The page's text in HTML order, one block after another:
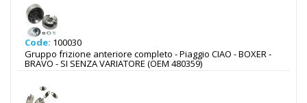
Code: 100030
Gruppo frizione anteriore completo - Piaggio CIAO - BOXER -
BRAVO - SI SENZA VARIATORE (OEM 480359)